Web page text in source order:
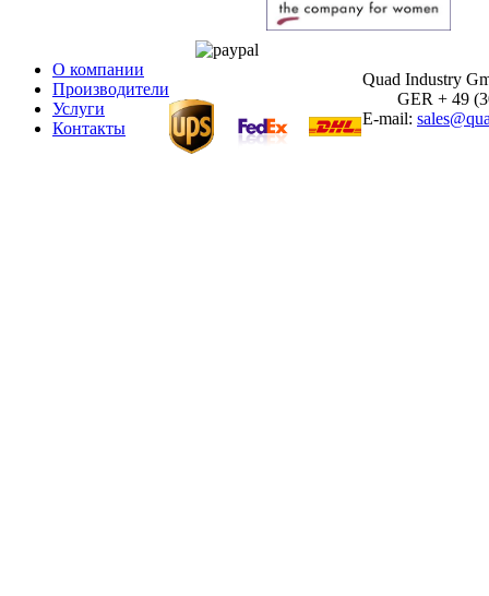
О компании
Производители
Услуги
Контакты
Quad Industry
GER + 49
E-mail: